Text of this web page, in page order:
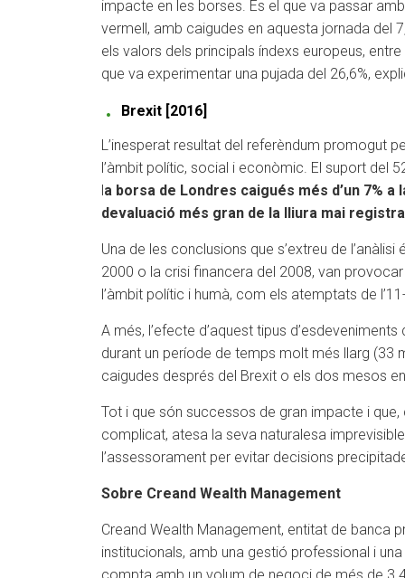
impacte en les borses. És el que va passar
vermell, amb caigudes en aquesta jornada del
els valors dels principals índexs europeus,
que va experimentar una pujada del 26,6%,
Brexit [2016]
L’inesperat resultat del referèndum promogut
l’àmbit polític, social i econòmic. El suport del
a borsa de Londres caigués més d’un 7%
devaluació més gran de la lliura mai
Una de les conclusions que s’extreu de
2000 o la crisi financera del 2008, van
l’àmbit polític i humà, com els atemptats de
A més, l’efecte d’aquest tipus
durant un període de temps molt més llarg (33
caigudes després del Brexit o els dos mesos
Tot i que són successos de gran impacte i
complicat, atesa la seva naturalesa
l’assessorament per evitar decisions
Sobre Creand Wealth Management
Creand Wealth Management, entitat de banca
institucionals, amb una gestió professional i